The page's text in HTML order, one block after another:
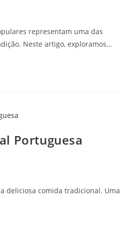
representam uma das
Neste artigo, exploramos…
Portuguesa
deliciosa comida tradicional. Uma